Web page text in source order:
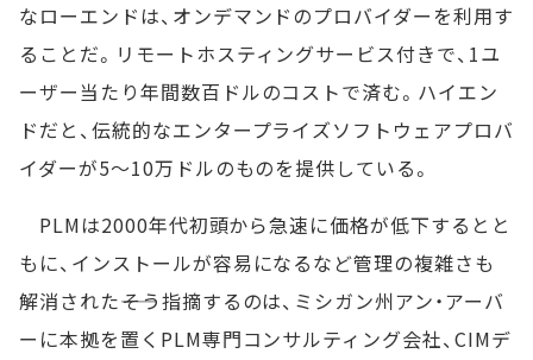
なローエンドは、オンデマンドのプロバイダーを利用す
ることだ。リモートホスティングサービス付きで、1ユ
ーザー当たり年間数百ドルのコストで済む。ハイエン
ドだと、伝統的なエンタープライズソフトウェアプロバ
イダーが5～10万ドルのものを提供している。
PLMは2000年代初頭から急速に価格が低下するとと
もに、インストールが容易になるなど管理の複雑さも
解消された――そう指摘するのは、ミシガン州アン・アーバ
ーに本拠を置くPLM専門コンサルティング会社、CIMデ